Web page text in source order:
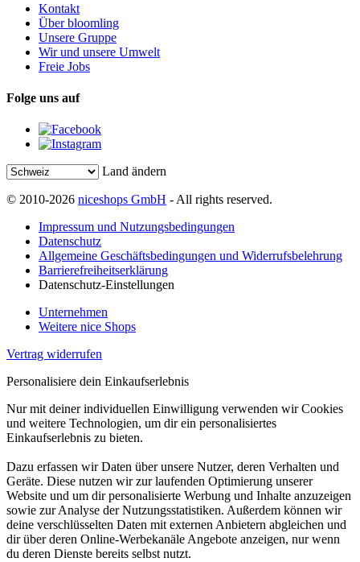
Kontakt
Über bloomling
Unsere Gruppe
Wir und unsere Umwelt
Freie Jobs
Folge uns auf
Land ändern
© 2010-2026 niceshops GmbH - All rights reserved.
Impressum und Nutzungsbedingungen
Datenschutz
Allgemeine Geschäftsbedingungen und Widerrufsbelehrung
Barrierefreiheitserklärung
Datenschutz-Einstellungen
Unternehmen
Weitere nice Shops
Vertrag widerrufen
Personalisiere dein Einkaufserlebnis
Nur mit deiner individuellen Einwilligung verwenden wir Cookies
und weitere Technologien, um dir ein personalisiertes
Einkaufserlebnis zu bieten.
Dazu erfassen wir Daten über unsere Nutzer, deren Verhalten und
Geräte. Diese nutzen wir zur laufenden Optimierung unserer
Website und um dir personalisierte Werbung und Inhalte anzuzeigen
sowie zur Analyse der Nutzungsstatistiken. Außerdem können wir
deine verschlüsselten Daten mit externen Anbietern abgleichen und
dir über deren Online-Werbekanäle Angebote anzeigen, nur wenn
du deren Dienste bereits selbst nutzt.